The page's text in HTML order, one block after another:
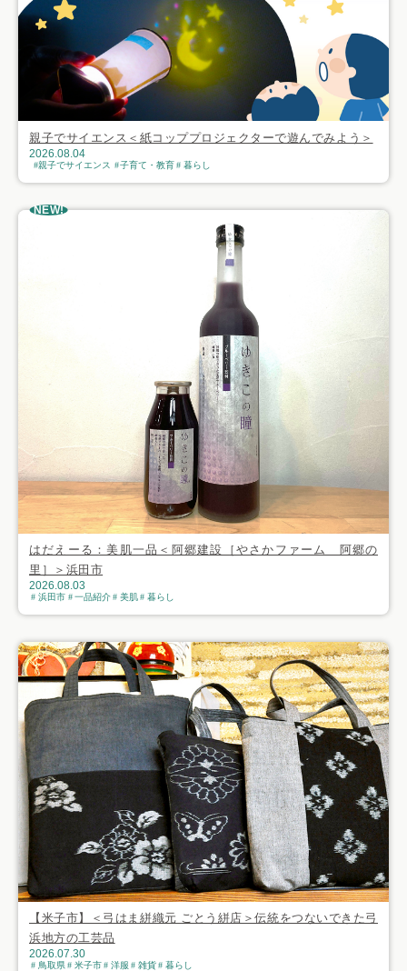
親子でサイエンス＜紙コッププロジェクターで遊んでみよう＞
2026.08.04
親子でサイエンス 子育て・教育 暮らし
NEW!
はだえーる：美肌一品＜阿郷建設［やさかファーム 阿郷の
里］＞浜田市
2026.08.03
浜田市 一品紹介 美肌 暮らし
【米子市】＜弓はま絣織元 ごとう絣店＞伝統をつないできた弓
浜地方の工芸品
2026.07.30
鳥取県 米子市 洋服 雑貨 暮らし